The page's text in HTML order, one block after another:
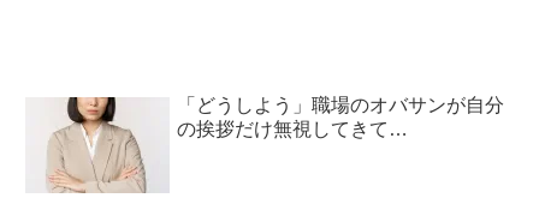
「どうしよう」職場のオバサンが自分
の挨拶だけ無視してきて…